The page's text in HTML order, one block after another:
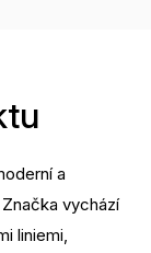
a
vychází
liniemi,